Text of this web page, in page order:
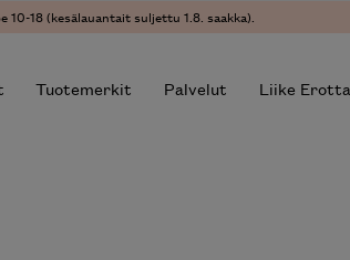
10-18 (kesälauantait suljettu 1.8. saakka).
Tuotemerkit Palvelut Liike